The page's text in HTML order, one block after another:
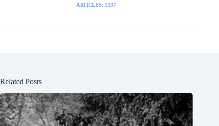
ARTICLES: 1337
Related Posts